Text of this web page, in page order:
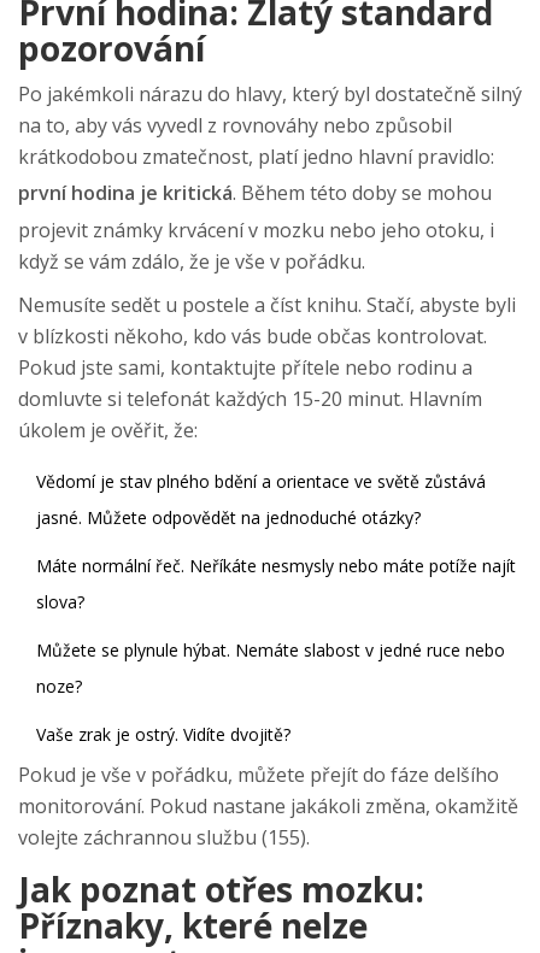
První hodina: Zlatý standard
pozorování
Po jakémkoli nárazu do hlavy, který byl dostatečně silný
na to, aby vás vyvedl z rovnováhy nebo způsobil
krátkodobou zmatečnost, platí jedno hlavní pravidlo:
první hodina je kritická. Během této doby se mohou
projevit známky krvácení v mozku nebo jeho otoku, i
když se vám zdálo, že je vše v pořádku.
Nemusíte sedět u postele a číst knihu. Stačí, abyste byli
v blízkosti někoho, kdo vás bude občas kontrolovat.
Pokud jste sami, kontaktujte přítele nebo rodinu a
domluvte si telefonát každých 15-20 minut. Hlavním
úkolem je ověřit, že:
Vědomíje stav plného bdění a orientace ve světě zůstává
jasné. Můžete odpovědět na jednoduché otázky?
Máte normální řeč. Neříkáte nesmysly nebo máte potíže najít
slova?
Můžete se plynule hýbat. Nemáte slabost v jedné ruce nebo
noze?
Vaše zrak je ostrý. Vidíte dvojitě?
Pokud je vše v pořádku, můžete přejít do fáze delšího
monitorování. Pokud nastane jakákoli změna, okamžitě
volejte záchrannou službu (155).
Jak poznat otřes mozku:
Příznaky, které nelze